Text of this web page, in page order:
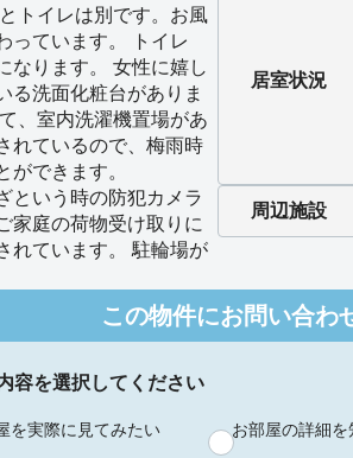
トイレは別です。お風
っています。 トイレ
なります。 女性に嬉し
る洗面化粧台がありま
、室内洗濯機置場があ
れているので、梅雨時
ができます。
居室状況
という時の防犯カメラ
家庭の荷物受け取りに
れています。 駐輪場が
周辺施設
この物件にお問い合わ
容を選択してください
を実際に見てみたい お部屋の詳細を